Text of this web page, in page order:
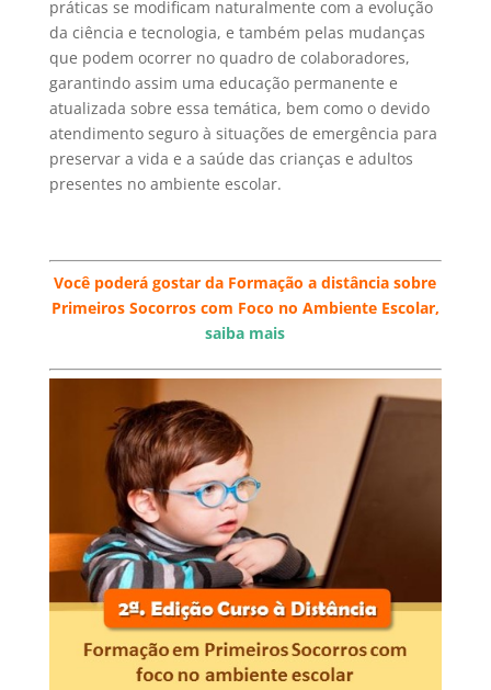
práticas se modificam naturalmente com a evolução
da ciência e tecnologia, e também pelas mudanças
que podem ocorrer no quadro de colaboradores,
garantindo assim uma educação permanente e
atualizada sobre essa temática, bem como o devido
atendimento seguro à situações de emergência para
preservar a vida e a saúde das crianças e adultos
presentes no ambiente escolar.
Você poderá gostar da Formação a distância sobre
Primeiros Socorros com Foco no Ambiente Escolar,
saiba mais